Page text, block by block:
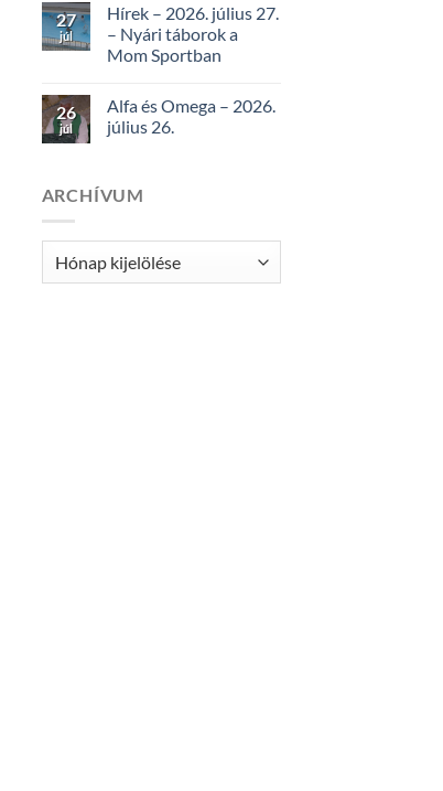
27
júl
Hírek – 2026. július 27.
– Nyári táborok a
Mom Sportban
26
júl
Alfa és Omega – 2026.
július 26.
ARCHÍVUM
Archívum